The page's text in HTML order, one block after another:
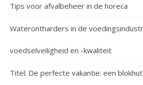
Tips voor afvalbeheer in de horeca
Waterontharders in de
voedselveiligheid en -kwaliteit
Titel: De perfecte vakantie: een